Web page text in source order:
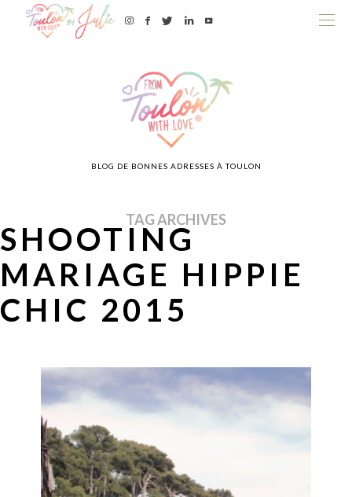
BLOG DE BONNES ADRESSES À TOULON
TAG ARCHIVES
SHOOTING
MARIAGE HIPPIE
CHIC 2015